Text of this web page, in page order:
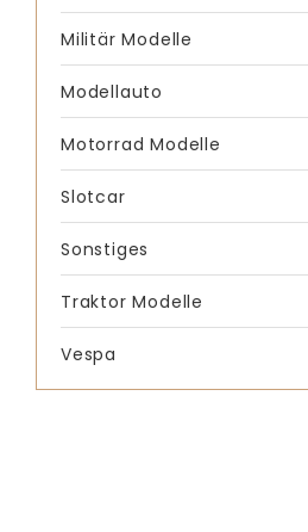
Militär Modelle
Modellauto
Motorrad Modelle
Slotcar
Sonstiges
Traktor Modelle
Vespa